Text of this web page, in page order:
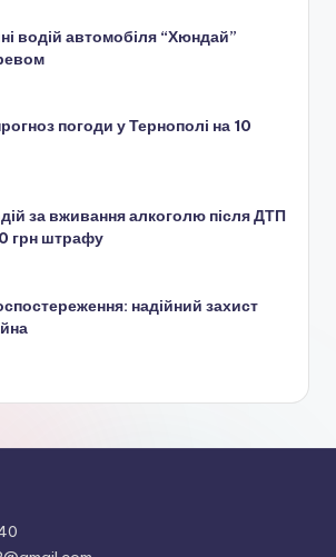
водій автомобіля “Хюндай”
погоди у Тернополі на 10
за вживання алкоголю після ДТП
грн штрафу
надійний захист